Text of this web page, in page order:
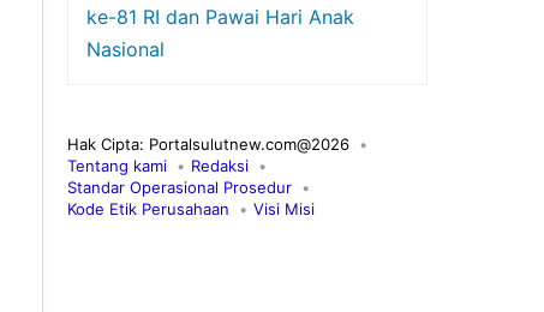
ke-81 RI dan Pawai Hari Anak
Nasional
Hak Cipta: Portalsulutnew.com@2026
Tentang kami
Redaksi
Standar Operasional Prosedur
Kode Etik Perusahaan
Visi Misi